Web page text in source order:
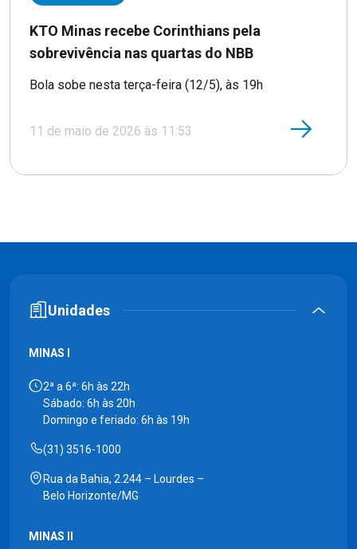
KTO Minas recebe Corinthians pela
sobrevivência nas quartas do NBB
Bola sobe nesta terça-feira (12/5), às 19h
11 de maio de 2026 às 11:53
Unidades
MINAS I
2ª a 6ª: 6h às 22h
Sábado: 6h às 20h
Domingo e feriado: 6h às 19h
(31) 3516-1000
Rua da Bahia, 2.244 – Lourdes –
Belo Horizonte/MG
MINAS II